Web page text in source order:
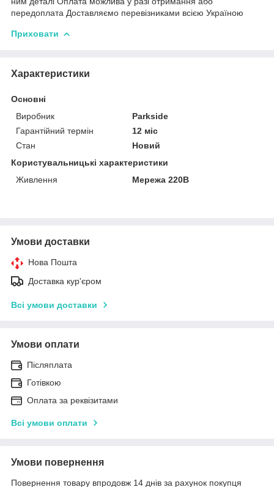
передоплата Доставляємо перевізниками всією Україною
Приховати
Характеристики
Основні
Виробник
Parkside
Гарантійний термін
12 міс
Стан
Новий
Користувальницькі характеристики
Живлення
Мережа 220В
Умови доставки
Нова Пошта
Доставка кур'єром
Всі умови доставки
Умови оплати
Післяплата
Готівкою
Оплата за реквізитами
Всі умови оплати
Умови повернення
Повернення товару впродовж 14 днів за рахунок покупця